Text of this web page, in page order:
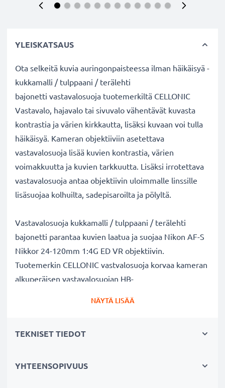
YLEISKATSAUS
Ota selkeitä kuvia auringonpaisteessa ilman häikäisyä -
kukkamalli / tulppaani / terälehti
bajonetti vastavalosuoja tuotemerkiltä CELLONIC
Vastavalo, hajavalo tai sivuvalo vähentävät kuvasta
kontrastia ja värien kirkkautta, lisäksi kuvaan voi tulla
häikäisyä. Kameran objektiiviin asetettava
vastavalosuoja lisää kuvien kontrastia, värien
voimakkuutta ja kuvien tarkkuutta. Lisäksi irrotettava
vastavalosuoja antaa objektiivin uloimmalle linssille
lisäsuojaa kolhuilta, sadepisaroilta ja pölyltä.
Vastavalosuoja kukkamalli / tulppaani / terälehti
bajonetti parantaa kuvien laatua ja suojaa Nikon AF-S
Nikkor 24-120mm 1:4G ED VR objektiivin.
Tuotemerkin CELLONIC vastvalosuoja korvaa kameran
alkuperäisen vastavalosuojan HB-
bajonetti tuotemerkiltä CELLONIC
✔ Lisää värien syvyyttä, kontrastia ja yksityiskohtia
NÄYTÄ LISÄÄ
TEKNISET TIEDOT
YHTEENSOPIVUUS